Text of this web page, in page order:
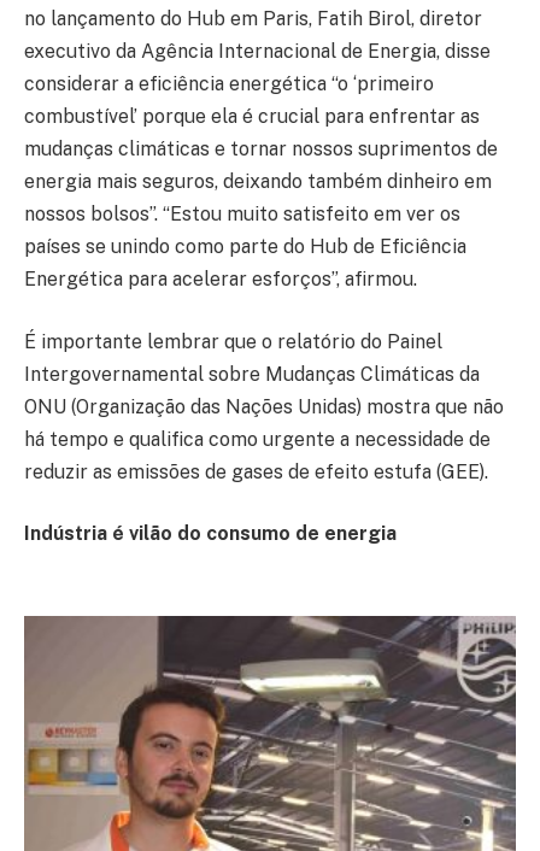
no lançamento do Hub em Paris, Fatih Birol, diretor
executivo da Agência Internacional de Energia, disse
considerar a eficiência energética “o ‘primeiro
combustível’ porque ela é crucial para enfrentar as
mudanças climáticas e tornar nossos suprimentos de
energia mais seguros, deixando também dinheiro em
nossos bolsos”. “Estou muito satisfeito em ver os
países se unindo como parte do Hub de Eficiência
Energética para acelerar esforços”, afirmou.
É importante lembrar que o relatório do Painel
Intergovernamental sobre Mudanças Climáticas da
ONU (Organização das Nações Unidas) mostra que não
há tempo e qualifica como urgente a necessidade de
reduzir as emissões de gases de efeito estufa (GEE).
Indústria é vilão do consumo de energia